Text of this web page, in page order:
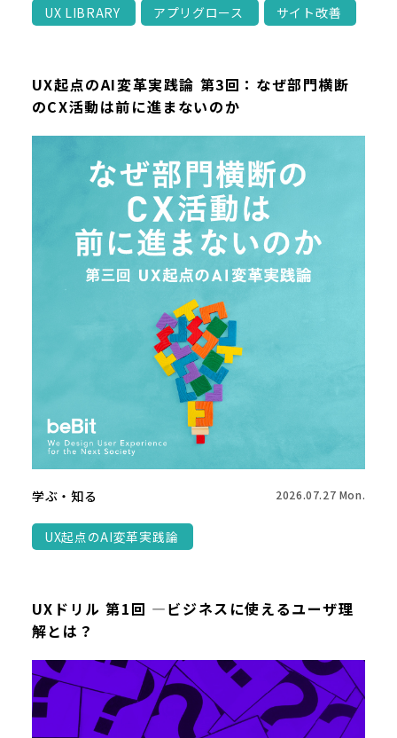
UX LIBRARY アプリグロース サイト改善
UX起点のAI変革実践論 第3回：なぜ部門横断
のCX活動は前に進まないのか
学ぶ・知る 2026.07.27 Mon.
UX起点のAI変革実践論
UXドリル 第1回 ―ビジネスに使えるユーザ理
解とは？